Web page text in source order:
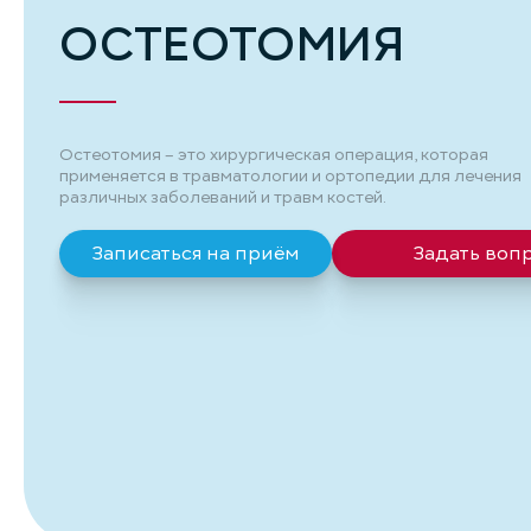
ОСТЕОТОМИЯ
Остеотомия – это хирургическая операция, которая
применяется в травматологии и ортопедии для лечения
различных заболеваний и травм костей.
Записаться на приём Задать